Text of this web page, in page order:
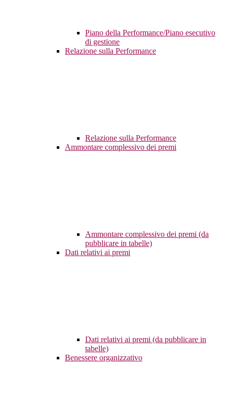
Piano della Performance/Piano esecutivo
di gestione
Relazione sulla Performance
Relazione sulla Performance
Ammontare complessivo dei premi
Ammontare complessivo dei premi (da
pubblicare in tabelle)
Dati relativi ai premi
Dati relativi ai premi (da pubblicare in
tabelle)
Benessere organizzativo